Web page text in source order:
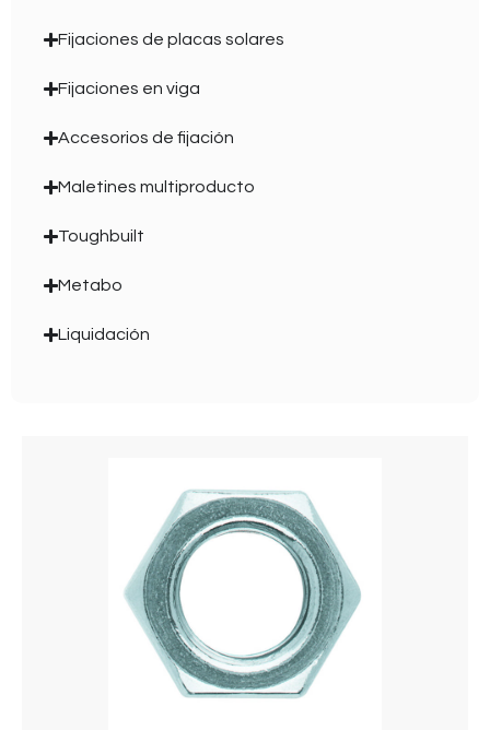
Fijaciones de placas solares
Fijaciones en viga
Accesorios de fijación
Maletines multiproducto
Toughbuilt
Metabo
Liquidación